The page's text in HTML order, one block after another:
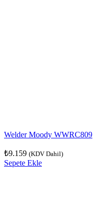
Welder Moody WWRC809
₺9.159 (KDV Dahil)
Sepete Ekle